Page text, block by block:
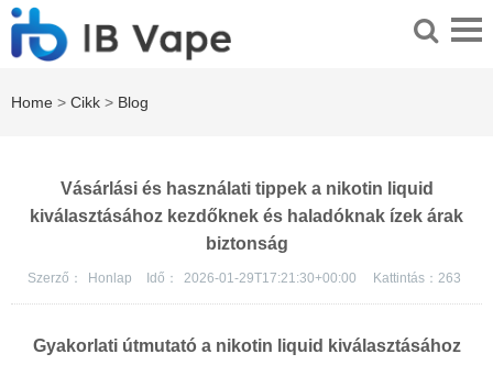
Home > Cikk > Blog
Vásárlási és használati tippek a nikotin liquid
kiválasztásához kezdőknek és haladóknak ízek árak
biztonság
Szerző： Honlap Idő： 2026-01-29T17:21:30+00:00 Kattintás： 263
Gyakorlati útmutató a nikotin liquid kiválasztásához